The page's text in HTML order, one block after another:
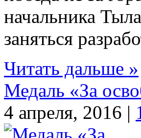
начальника
заняться
Читать дальше »
Медаль «За
4 апреля, 2016 |